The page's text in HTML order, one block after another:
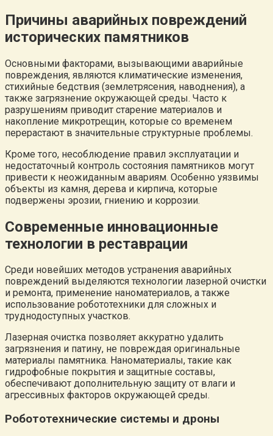
Причины аварийных повреждений
исторических памятников
Основными факторами, вызывающими аварийные
повреждения, являются климатические изменения,
стихийные бедствия (землетрясения, наводнения), а
также загрязнение окружающей среды. Часто к
разрушениям приводит старение материалов и
накопление микротрещин, которые со временем
перерастают в значительные структурные проблемы.
Кроме того, несоблюдение правил эксплуатации и
недостаточный контроль состояния памятников могут
привести к неожиданным авариям. Особенно уязвимы
объекты из камня, дерева и кирпича, которые
подвержены эрозии, гниению и коррозии.
Современные инновационные
технологии в реставрации
Среди новейших методов устранения аварийных
повреждений выделяются технологии лазерной очистки
и ремонта, применение наноматериалов, а также
использование робототехники для сложных и
труднодоступных участков.
Лазерная очистка позволяет аккуратно удалить
загрязнения и патину, не повреждая оригинальные
материалы памятника. Наноматериалы, такие как
гидрофобные покрытия и защитные составы,
обеспечивают дополнительную защиту от влаги и
агрессивных факторов окружающей среды.
Робототехнические системы и дроны